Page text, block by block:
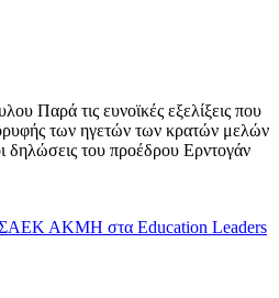
Παρά τις ευνοϊκές εξελίξεις που
των ηγετών των κρατών μελών
του προέδρου Ερντογάν
ΣΑΕΚ ΑΚΜΗ στα Education Leaders